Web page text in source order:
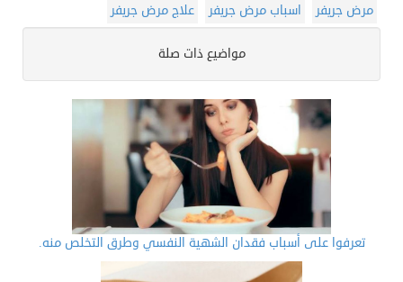
مرض جريفر اسباب مرض جريفر علاج مرض جريفر
مواضيع ذات صلة
تعرفوا على أسباب فقدان الشهية النفسي وطرق التخلص منه.